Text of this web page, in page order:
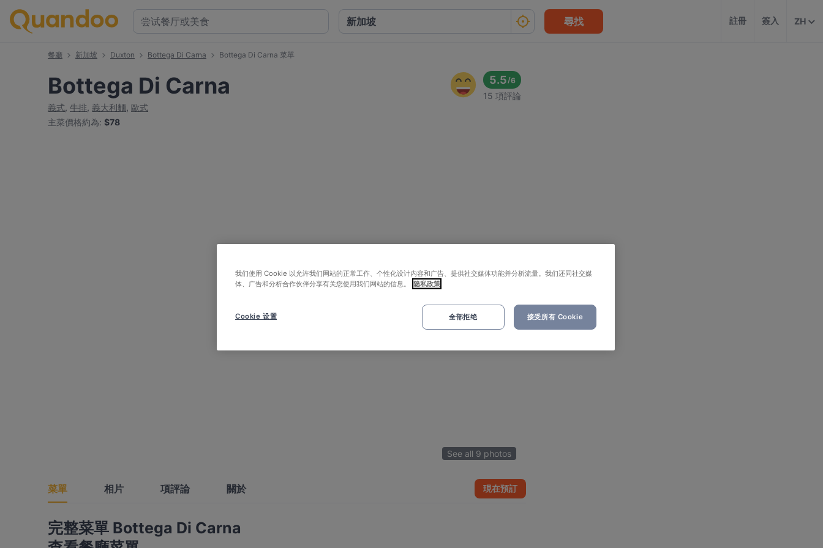
尋找 註冊 簽入 ZH
餐廳 新加坡 Duxton Bottega Di Carna Bottega Di Carna 菜單
Bottega Di Carna
義式, 牛排, 義大利麵, 歐式
主菜價格約為: $78
5.5/6
15 項評論
See all 9 photos
菜單 相片 項評論 關於 現在預訂
完整菜單 Bottega Di Carna
我们使用 Cookie 以允许我们网站的正常工作、个性化设计内容和广告、提供社交媒体功能并分析流量。我们还同社交媒
体、广告和分析合作伙伴分享有关您使用我们网站的信息。
隐私政策
全部拒绝 接受所有 Cookie
Cookie 设置